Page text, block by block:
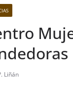
Liñán